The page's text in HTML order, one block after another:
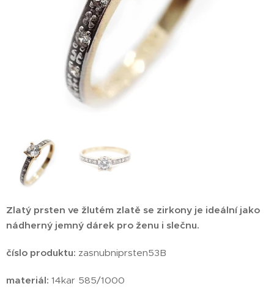
Zlatý prsten ve žlutém zlatě se zirkony je ideální jako
nádherný jemný dárek pro ženu i slečnu.
číslo produktu: zasnubniprsten53B
materiál: 14kar 585/1000